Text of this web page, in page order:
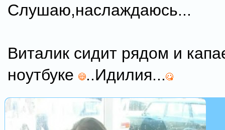
Слушаю,наслаждаюсь...
Виталик сидит рядом и
ноутбуке
..Идилия...